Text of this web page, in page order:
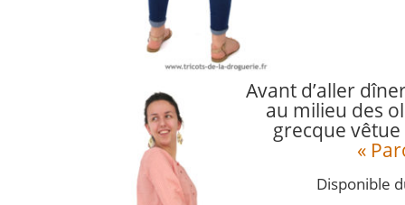
Avant d’aller
au milieu des
grecque
«
Disponible